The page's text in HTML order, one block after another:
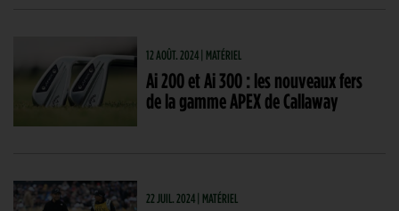
12 AOÛT. 2024 | MATÉRIEL
Ai 200 et Ai 300 : les nouveaux fers
de la gamme APEX de Callaway
22 JUIL. 2024 | MATÉRIEL